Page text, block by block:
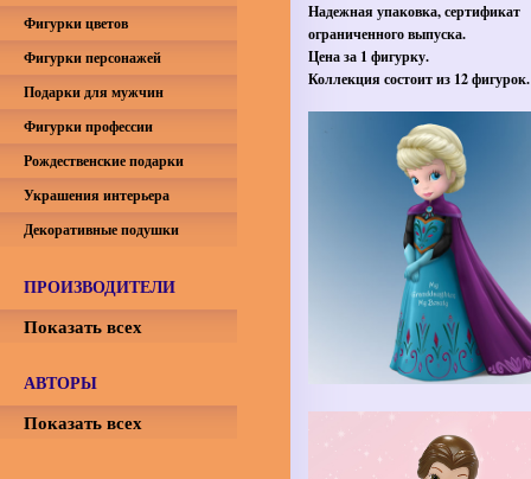
Надежная упаковка, сертификат
ограниченного выпуска.
Цена за 1 фигурку.
Коллекция состоит из 12 фигурок.
Фигурки цветов
Фигурки персонажей
Подарки для мужчин
Фигурки профессии
Рождественские подарки
Украшения интерьера
Декоративные подушки
ПРОИЗВОДИТЕЛИ
Показать всех
АВТОРЫ
Показать всех